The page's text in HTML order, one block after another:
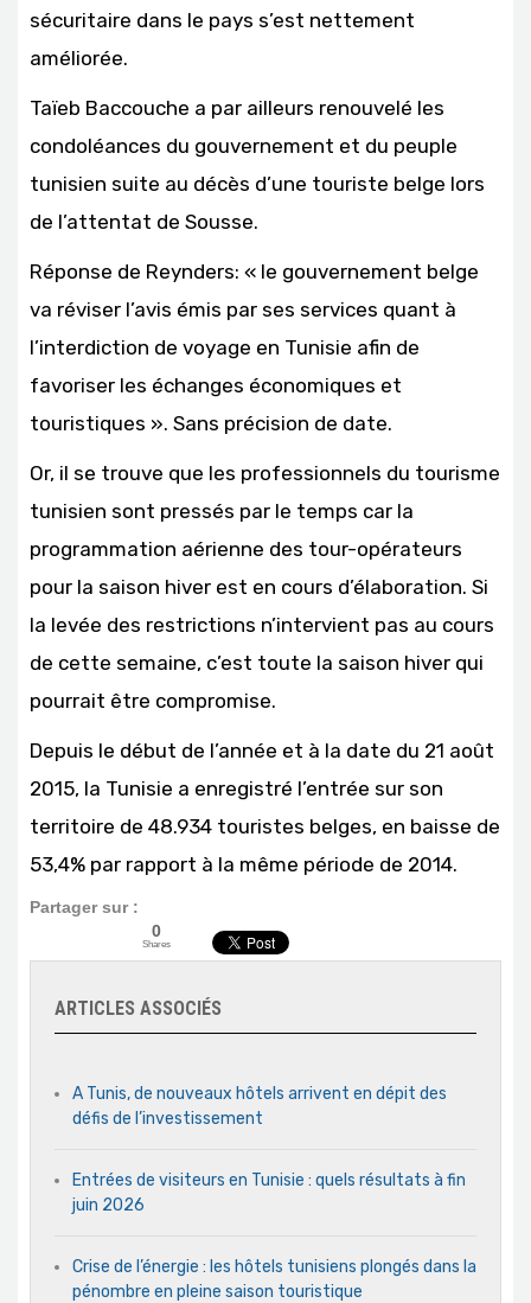
sécuritaire dans le pays s’est nettement
améliorée.
Taïeb Baccouche a par ailleurs renouvelé les
condoléances du gouvernement et du peuple
tunisien suite au décès d’une touriste belge lors
de l’attentat de Sousse.
Réponse de Reynders: « le gouvernement belge
va réviser l’avis émis par ses services quant à
l’interdiction de voyage en Tunisie afin de
favoriser les échanges économiques et
touristiques ». Sans précision de date.
Or, il se trouve que les professionnels du tourisme
tunisien sont pressés par le temps car la
programmation aérienne des tour-opérateurs
pour la saison hiver est en cours d’élaboration. Si
la levée des restrictions n’intervient pas au cours
de cette semaine, c’est toute la saison hiver qui
pourrait être compromise.
Depuis le début de l’année et à la date du 21 août
2015, la Tunisie a enregistré l’entrée sur son
territoire de 48.934 touristes belges, en baisse de
53,4% par rapport à la même période de 2014.
Partager sur :
0
Shares
ARTICLES ASSOCIÉS
A Tunis, de nouveaux hôtels arrivent en dépit des
défis de l’investissement
Entrées de visiteurs en Tunisie : quels résultats à fin
juin 2026
Crise de l’énergie : les hôtels tunisiens plongés dans la
pénombre en pleine saison touristique